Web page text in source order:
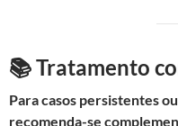
📚 Tratamento
Para casos persistentes
recomenda-se